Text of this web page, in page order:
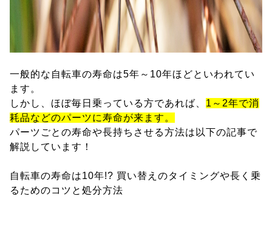
一般的な自転車の寿命は5年～10年ほどといわれてい
ます。
しかし、ほぼ毎日乗っている方であれば、 1～2年で消
耗品などのパーツに寿命が来ます。
パーツごとの寿命や長持ちさせる方法は以下の記事で
解説しています！
自転車の寿命は10年!? 買い替えのタイミングや長く乗
るためのコツと処分方法